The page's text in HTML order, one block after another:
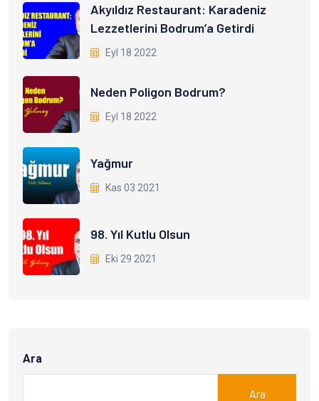
Akyıldız Restaurant: Karadeniz
Lezzetlerini Bodrum’a Getirdi
Eyl 18 2022
Neden Poligon Bodrum?
Eyl 18 2022
Yağmur
Kas 03 2021
98. Yıl Kutlu Olsun
Eki 29 2021
Ara
Ara